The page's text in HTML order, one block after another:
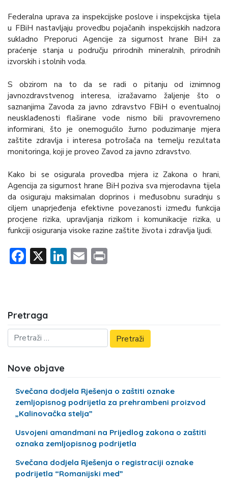
Federalna uprava za inspekcijske poslove i inspekcijska tijela
u FBiH nastavljaju provedbu pojačanih inspekcijskih nadzora
sukladno Preporuci Agencije za sigurnost hrane BiH za
praćenje stanja u području prirodnih mineralnih, prirodnih
izvorskih i stolnih voda.
S obzirom na to da se radi o pitanju od iznimnog
javnozdravstvenog interesa, izražavamo žaljenje što o
saznanjima Zavoda za javno zdravstvo FBiH o eventualnoj
neusklađenosti flaširane vode nismo bili pravovremeno
informirani, što je onemogućilo žurno poduzimanje mjera
zaštite zdravlja i interesa potrošača na temelju rezultata
monitoringa, koji je proveo Zavod za javno zdravstvo.
Kako bi se osigurala provedba mjera iz Zakona o hrani,
Agencija za sigurnost hrane BiH poziva sva mjerodavna tijela
da osiguraju maksimalan doprinos i međusobnu suradnju s
ciljem unaprjeđenja efektivne povezanosti između funkcija
procjene rizika, upravljanja rizikom i komunikacije rizika, u
funkciji osiguranja visoke razine zaštite života i zdravlja ljudi.
Facebook
X LinkedIn
Email
Pretraga
Nove objave
Svečana dodjela Rješenja o zaštiti oznake
zemljopisnog podrijetla za prehrambeni proizvod
„Kalinovačka stelja”
Usvojeni amandmani na Prijedlog zakona o zaštiti
oznaka zemljopisnog podrijetla
Svečana dodjela Rješenja o registraciji oznake
podrijetla “Romanijski med”